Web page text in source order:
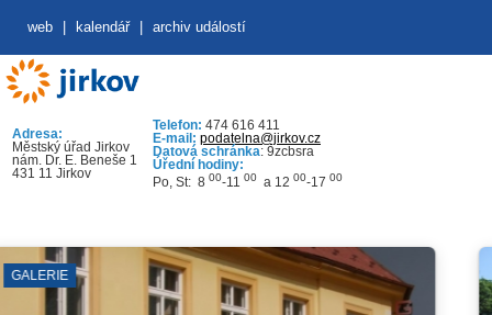
web kalendář archiv událostí
Adresa:
Městský úřad Jirkov
nám. Dr. E. Beneše 1
431 11 Jirkov
Telefon: 474 616 411
E-mail: podatelna@jirkov.cz
Datová schránka: 9zcbsra
Úřední hodiny:
Po, St: 8 00-11 00 a 12 00-17 00
VENKOVNÍ